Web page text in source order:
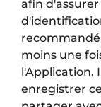
afin
moins une
l'Application.
enregistrer